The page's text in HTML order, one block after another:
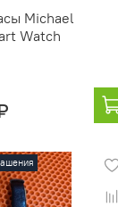
Michael
Watch